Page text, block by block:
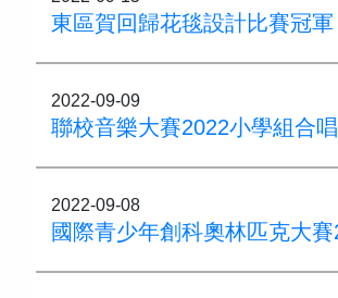
東區賀回歸花毯設計比賽冠軍
2022-09-09
聯校音樂大賽2022小學組合唱
2022-09-08